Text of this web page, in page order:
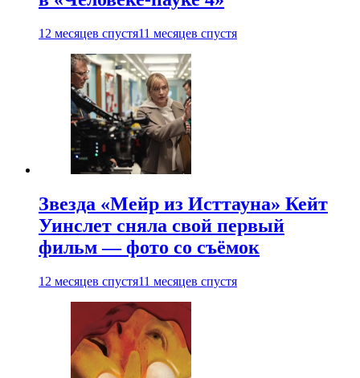
12 месяцев спустя11 месяцев спустя
Звезда «Мейр из Исттауна» Кейт
Уинслет сняла свой первый
фильм — фото со съёмок
12 месяцев спустя11 месяцев спустя